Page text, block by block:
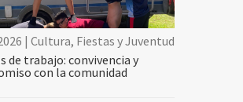
| Cultura, Fiestas y Juventud
de trabajo: convivencia y
con la comunidad